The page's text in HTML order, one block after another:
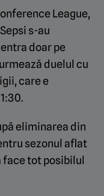
League,
s-au
doar pe
duelul cu
care e
eliminarea din
sezonul aflat
face tot posibilul